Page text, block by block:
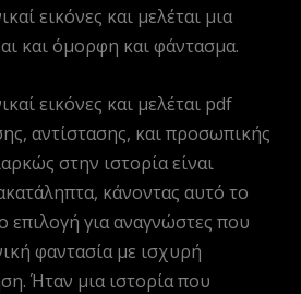
εικόνες και μελέται μια
και όμορφη και φάντασμα.
εικόνες και μελέται pdf
αντίστασης, και προσωπικής
στην ιστορία είναι
κάνοντας αυτό το
επιλογή για αναγνώστες που
φαντασία με ισχυρή
Ήταν μια ιστορία που